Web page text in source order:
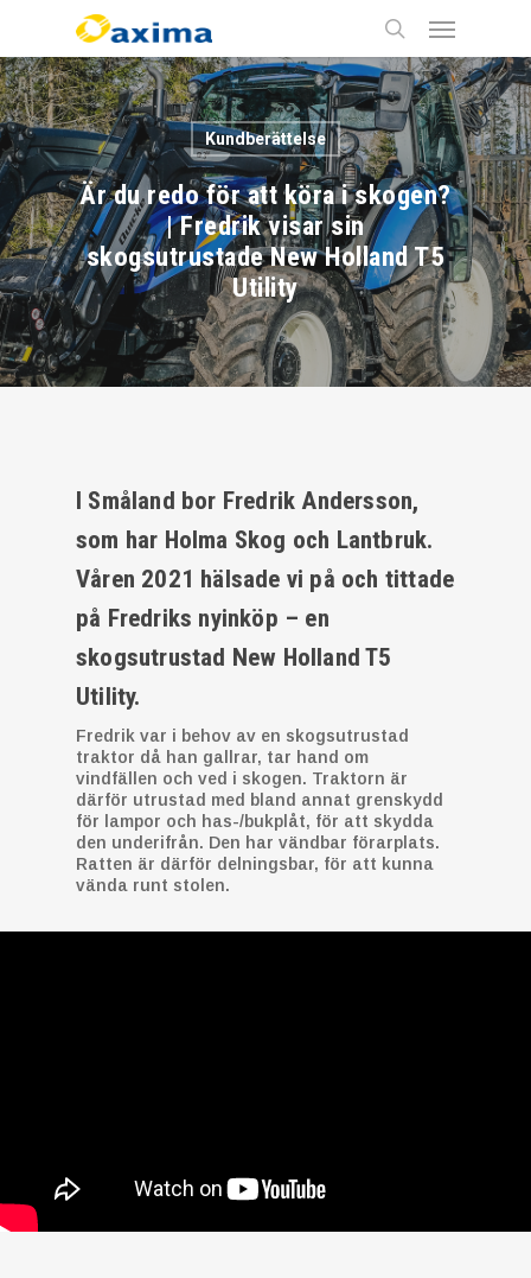
content
search
Menu
Kundberättelse
Är du redo för att köra i skogen?
| Fredrik visar sin
skogsutrustade New Holland T5
Utility
I Småland bor Fredrik Andersson,
som har Holma Skog och Lantbruk.
Våren 2021 hälsade vi på och tittade
på Fredriks nyinköp – en
skogsutrustad New Holland T5
Utility.
Fredrik var i behov av en skogsutrustad
traktor då han gallrar, tar hand om
vindfällen och ved i skogen. Traktorn är
därför utrustad med bland annat grenskydd
för lampor och has-/bukplåt, för att skydda
den underifrån. Den har vändbar förarplats.
Ratten är därför delningsbar, för att kunna
vända runt stolen.